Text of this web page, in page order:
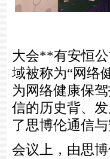
大会**有安恒
域被称为“网络
为网络健康保
信的历史背、
了思博伦通信
会议上，由思